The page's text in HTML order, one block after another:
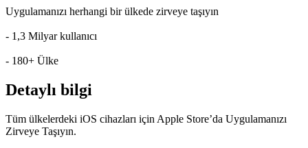
Uygulamanızı herhangi bir ülkede zirveye taşıyın
- 1,3 Milyar kullanıcı
- 180+ Ülke
Detaylı bilgi
Tüm ülkelerdeki iOS cihazları için Apple Store’da Uygulamanızı
Zirveye Taşıyın.